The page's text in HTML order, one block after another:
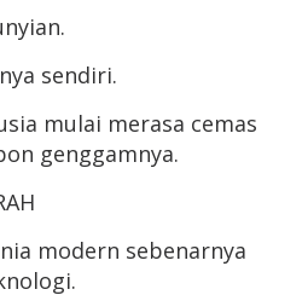
sendiri.
mulai merasa cemas
genggamnya.
modern sebenarnya